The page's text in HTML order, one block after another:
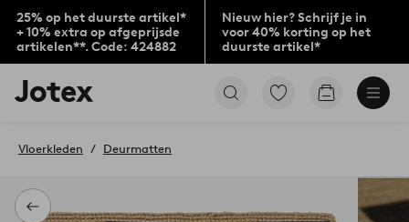
25% op het duurste artikel*
+ 10% extra op afgeprijsde
artikelen**. Code: 424882
Nieuw hier? Schrijf je in
voor 40% korting op het
duurste artikel*
Jotex
logo
to
home
page
Ga
Go
Terug
Vloerkleden Deurmatten